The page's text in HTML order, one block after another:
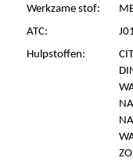
Werkzame stof:
ATC:
Hulpstoffen: